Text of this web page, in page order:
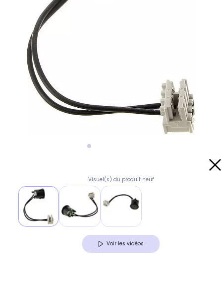
Visuel(s) du produit neuf
Voir les vidéos